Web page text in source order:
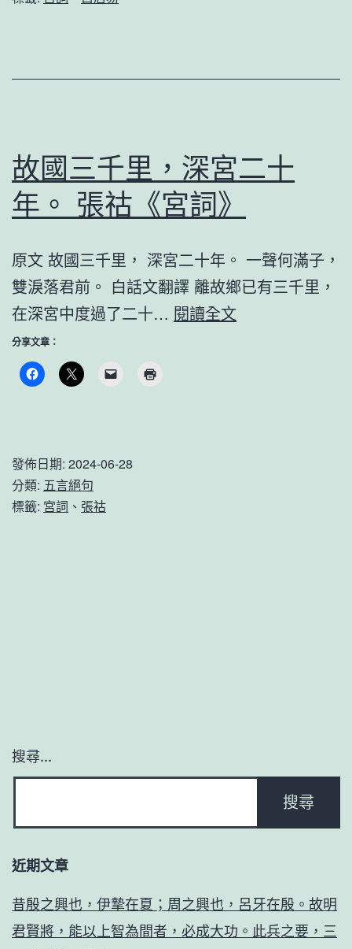
聲。
白
《宮
詞》
故國三千里，深宮二十
年。 張祜《宮詞》
原文 故國三千里， 深宮二十年。 一聲何滿子，
雙淚落君前。 白話文翻譯 離故鄉已有三千里，
在深宮中度過了二十… 閱讀全文
分享文章：
發佈日期: 2024-06-28
分類: 五言絕句
標籤: 宮詞 、 張祜
搜尋...
近期文章
昔殷之興也，伊摯在夏；周之興也，呂牙在殷。故明
君賢將，能以上智為間者，必成大功。此兵之要，三